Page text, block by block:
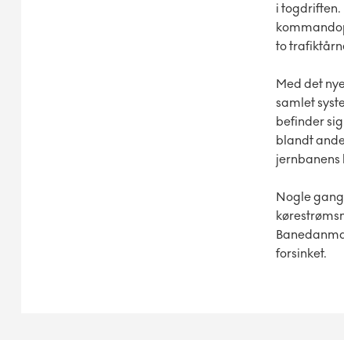
i togdriften.
to
Med det
samlet
befinder
blandt
jernbanens
Nogle
forsinket.